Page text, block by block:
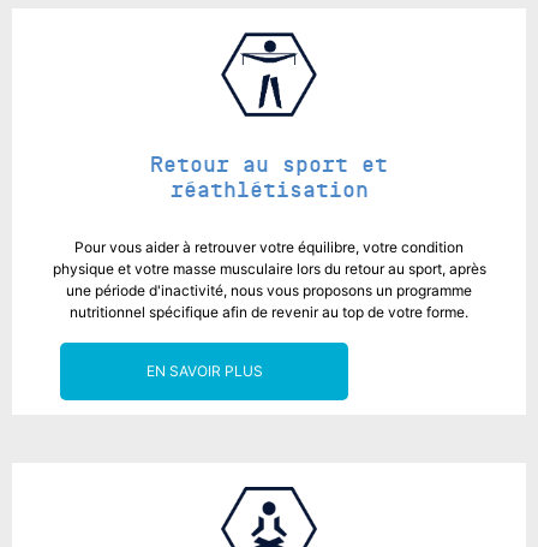
Retour au sport et
réathlétisation
Pour vous aider à retrouver votre équilibre, votre condition
physique et votre masse musculaire lors du retour au sport, après
une période d'inactivité, nous vous proposons un programme
nutritionnel spécifique afin de revenir au top de votre forme.
EN SAVOIR PLUS